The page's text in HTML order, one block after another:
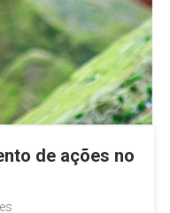
de ações no